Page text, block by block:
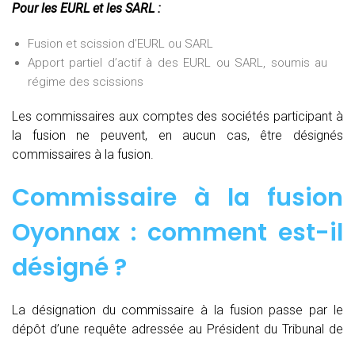
Pour les EURL et les SARL :
Fusion et scission d’EURL ou SARL
Apport partiel d’actif à des EURL ou SARL, soumis au
régime des scissions
Les commissaires aux comptes des sociétés participant à
la fusion ne peuvent, en aucun cas, être désignés
commissaires à la fusion.
Commissaire à la fusion
Oyonnax : comment est-il
désigné ?
La désignation du commissaire à la fusion passe par le
dépôt d’une requête adressée au Président du Tribunal de